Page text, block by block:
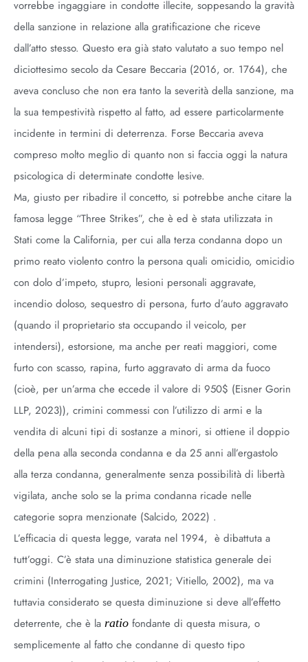
vorrebbe ingaggiare in condotte illecite, soppesando la gravità
della sanzione in relazione alla gratificazione che riceve
dall’atto stesso. Questo era già stato valutato a suo tempo nel
diciottesimo secolo da Cesare Beccaria (2016, or. 1764), che
aveva concluso che non era tanto la severità della sanzione, ma
la sua tempestività rispetto al fatto, ad essere particolarmente
incidente in termini di deterrenza. Forse Beccaria aveva
compreso molto meglio di quanto non si faccia oggi la natura
psicologica di determinate condotte lesive.
Ma, giusto per ribadire il concetto, si potrebbe anche citare la
famosa legge “Three Strikes”, che è ed è stata utilizzata in
Stati come la California, per cui alla terza condanna dopo un
primo reato violento contro la persona quali omicidio, omicidio
con dolo d’impeto, stupro, lesioni personali aggravate,
incendio doloso, sequestro di persona, furto d’auto aggravato
(quando il proprietario sta occupando il veicolo, per
intendersi), estorsione, ma anche per reati maggiori, come
furto con scasso, rapina, furto aggravato di arma da fuoco
(cioè, per un’arma che eccede il valore di 950$ (Eisner Gorin
LLP, 2023)), crimini commessi con l’utilizzo di armi e la
vendita di alcuni tipi di sostanze a minori, si ottiene il doppio
della pena alla seconda condanna e da 25 anni all’ergastolo
alla terza condanna, generalmente senza possibilità di libertà
vigilata, anche solo se la prima condanna ricade nelle
categorie sopra menzionate (Salcido, 2022) .
L’efficacia di questa legge, varata nel 1994, è dibattuta a
tutt’oggi. C’è stata una diminuzione statistica generale dei
crimini (Interrogating Justice, 2021; Vitiello, 2002), ma va
tuttavia considerato se questa diminuzione si deve all’effetto
deterrente, che è la ratio fondante di questa misura, o
semplicemente al fatto che condanne di questo tipo